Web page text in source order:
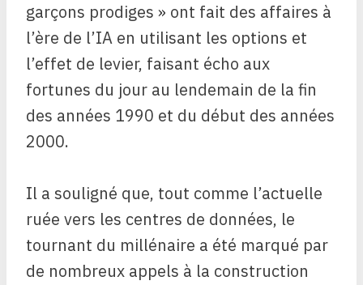
garçons prodiges » ont fait des affaires à
l’ère de l’IA en utilisant les options et
l’effet de levier, faisant écho aux
fortunes du jour au lendemain de la fin
des années 1990 et du début des années
2000.
Il a souligné que, tout comme l’actuelle
ruée vers les centres de données, le
tournant du millénaire a été marqué par
de nombreux appels à la construction